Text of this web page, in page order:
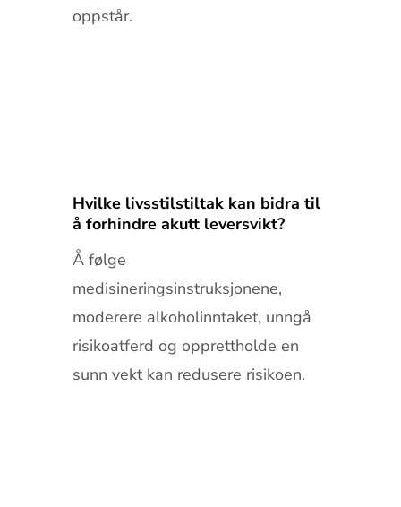
oppstår.
Hvilke livsstilstiltak kan bidra til
å forhindre akutt leversvikt?
Å følge
medisineringsinstruksjonene,
moderere alkoholinntaket, unngå
risikoatferd og opprettholde en
sunn vekt kan redusere risikoen.